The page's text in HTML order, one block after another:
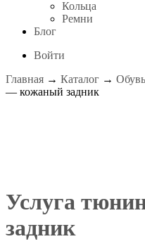
Кольца
Ремни
Блог
Войти
Главная → Каталог → Обувь
— кожаный задник
Услуга
задник